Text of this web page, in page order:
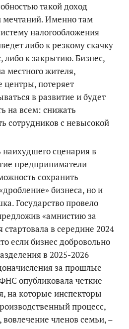
такой доход
мечтаний. Именно там
налогообложения
либо к резкому скачку
либо к закрытию. Бизнес,
местного жителя,
потеряет
в развитие и будет
на всем: снижать
сотрудников с невысокой
сценария в
предприниматели
сохранить
бизнеса, но и
Государство провело
«амнистию за
стартовала в середине 2024
если бизнес добровольно
в 2025-2026
за прошлые
опубликовала четкие
на которые инспекторы
процесс,
членов семьи, –